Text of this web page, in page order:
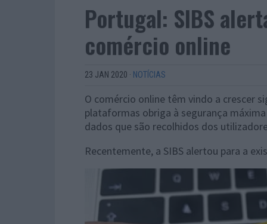
Portugal: SIBS
comércio online
23 JAN 2020 · NOTÍCIAS
O comércio online têm vindo a crescer
plataformas obriga à segurança
dados que são recolhidos dos
Recentemente, a SIBS alertou para a